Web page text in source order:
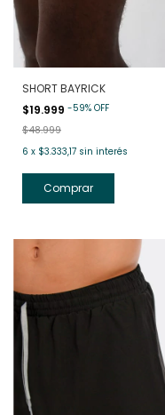
SHORT BAYRICK
$19.999 -59% OFF
$48.999
6 x $3.333,17 sin interés
Comprar